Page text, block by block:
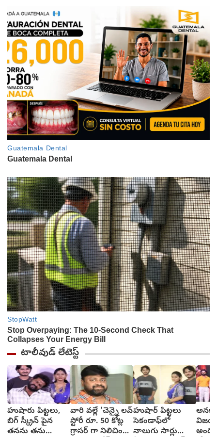
టాలీవుడ్ లేటెస్ట్
హుషారు పిట్టలు,
బిగ్ స్క్రీన్ పైన
తనను తను
వారి వల్లే 'చెన్నై లవ్
స్టోరీ రూ. 50 కోట్ల
గ్రాసర్ గా నిలిచింది -
హుషార్‌ పిట్టలు
సెకండాఫ్‌లో
నాలుగు సార్లు